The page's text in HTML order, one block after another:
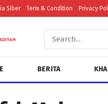
Siber Term & Condition Privacy
BERITA